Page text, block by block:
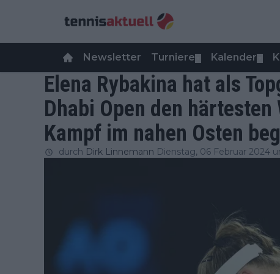
Newsletter Turniere Kalender
Elena Rybakina hat als
Dhabi Open den härtesten
Kampf im nahen Osten
durch Dirk Linnemann Dienstag, 06 Februar 2024